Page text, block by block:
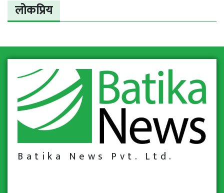
लोकप्रिय
Batika News Pvt. Ltd.